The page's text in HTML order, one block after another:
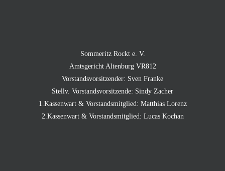
Sommeritz Rockt e. V.
Amtsgericht Altenburg VR812
Vorstandsvorsitzender: Sven Franke
Stellv. Vorstandsvorsitzende: Sindy Zacher
1.Kassenwart & Vorstandsmitglied: Matthias Lorenz
2.Kassenwart & Vorstandsmitglied: Lucas Kochan